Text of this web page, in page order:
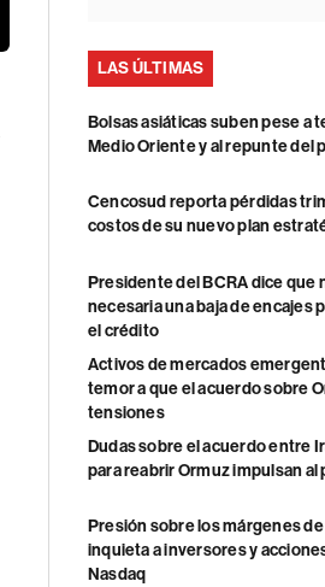
LAS ÚLTIMAS
Bolsas asiáticas suben pese a
Medio Oriente y al repunte del
Cencosud reporta pérdidas
costos de su nuevo plan
Presidente del BCRA dice que
necesaria una baja de encajes
el crédito
Activos de mercados
temor a que el acuerdo sobre
tensiones
Dudas sobre el acuerdo entre
para reabrir Ormuz impulsan
Presión sobre los márgenes
inquieta a inversores y
Nasdaq